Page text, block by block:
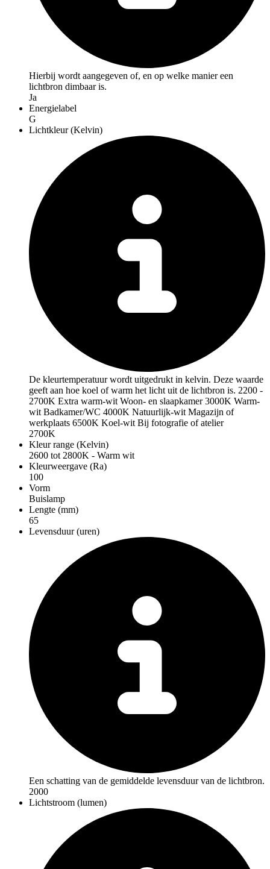
Hierbij wordt aangegeven of, en op welke manier een
lichtbron dimbaar is.
Ja
Energielabel
G
Lichtkleur (Kelvin)
De kleurtemperatuur wordt uitgedrukt in kelvin. Deze waarde
geeft aan hoe koel of warm het licht uit de lichtbron is. 2200 -
2700K Extra warm-wit Woon- en slaapkamer 3000K Warm-
wit Badkamer/WC 4000K Natuurlijk-wit Magazijn of
werkplaats 6500K Koel-wit Bij fotografie of atelier
2700K
Kleur range (Kelvin)
2600 tot 2800K - Warm wit
Kleurweergave (Ra)
100
Vorm
Buislamp
Lengte (mm)
65
Levensduur (uren)
Een schatting van de gemiddelde levensduur van de lichtbron.
2000
Lichtstroom (lumen)